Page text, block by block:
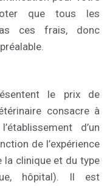
que tous les
ces frais, donc
le prix de
consacre à
d’un
de l’expérience
la clinique et du type
hôpital). Il est